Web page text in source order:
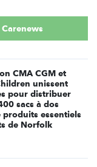
Carenews
CMA CGM et
unissent
pour distribuer
sacs à dos
produits essentiels
de Norfolk